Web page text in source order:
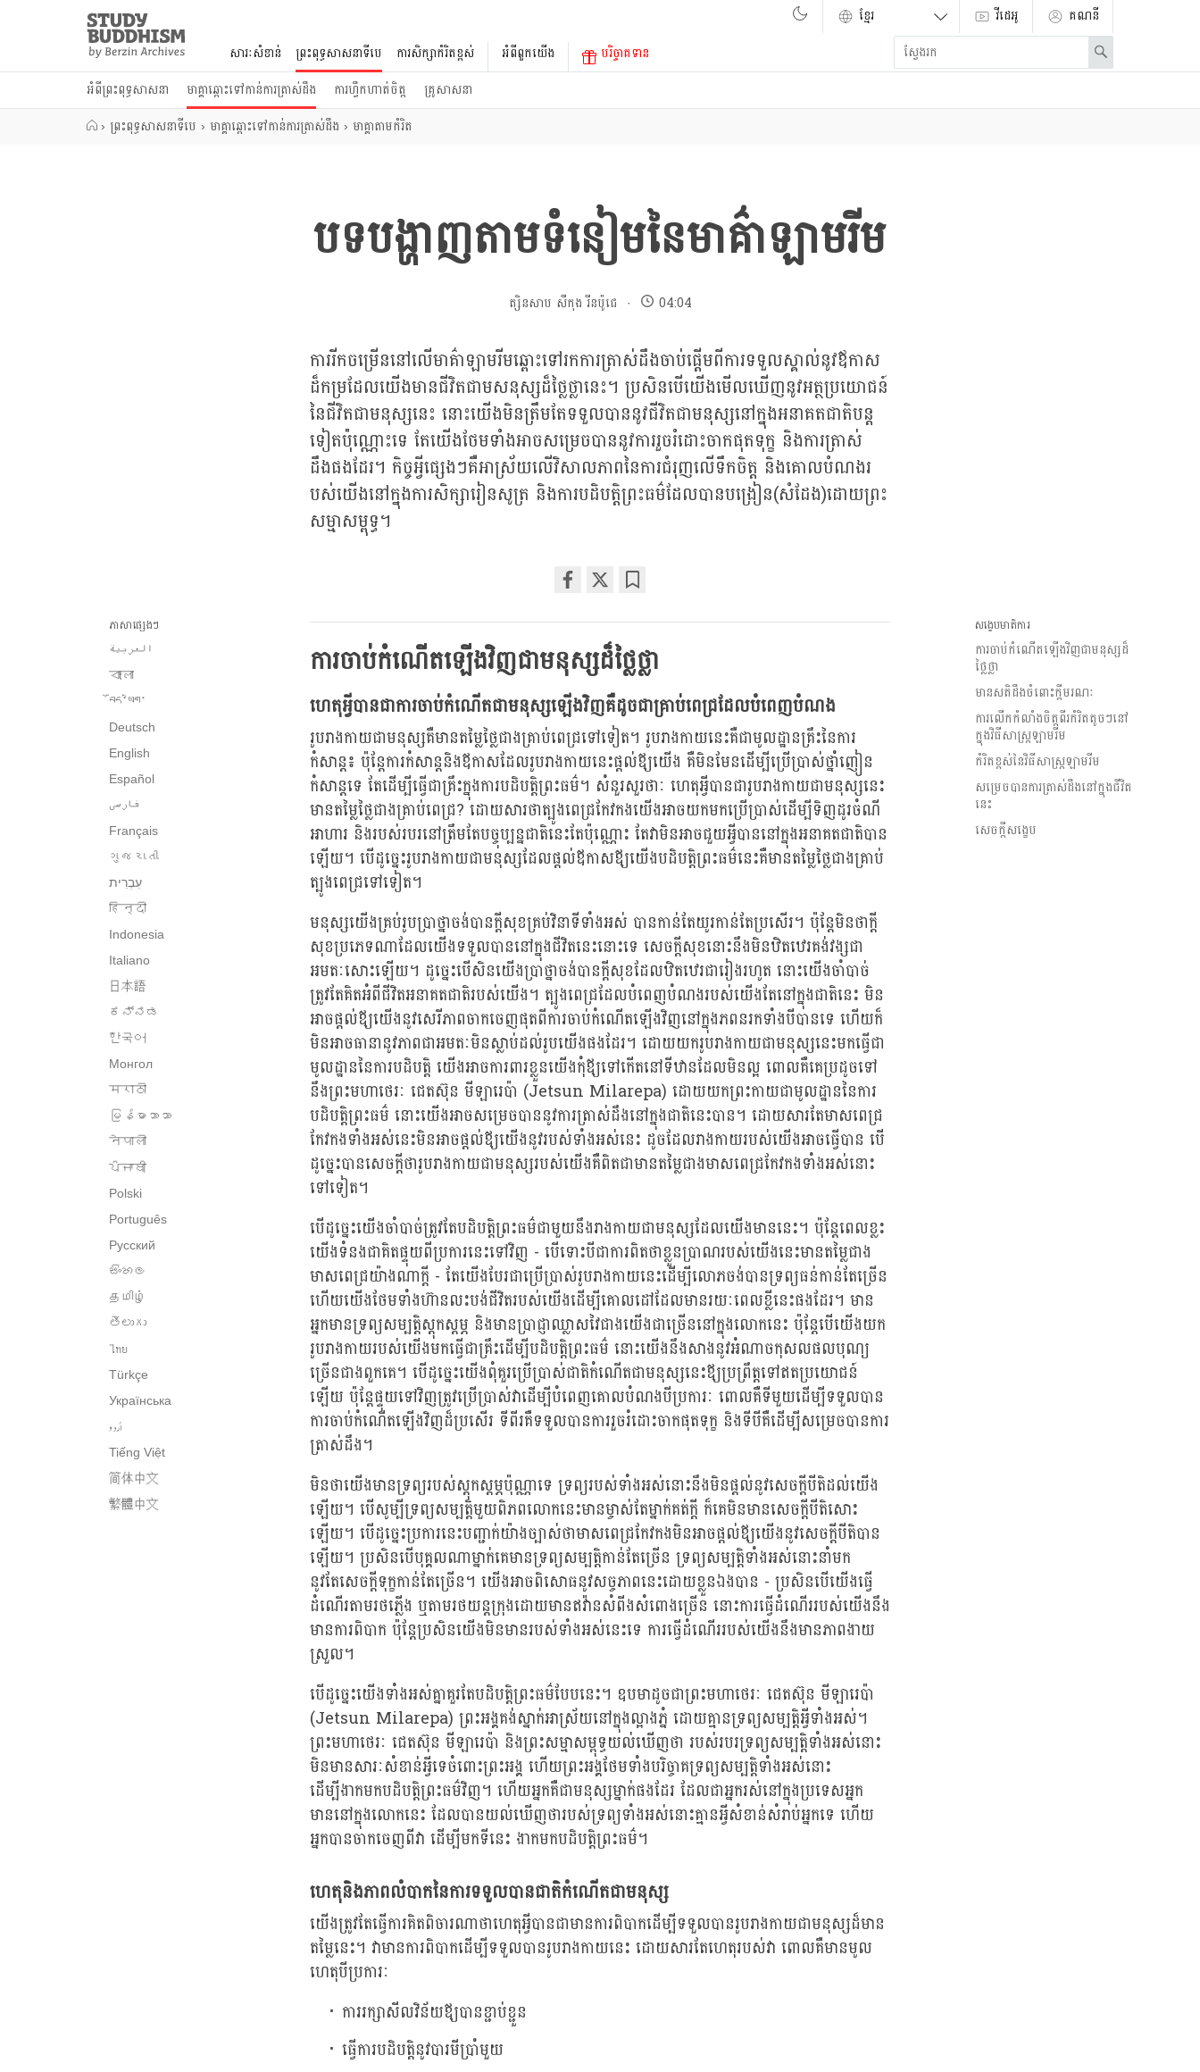
Study
Buddhism
Home
សារៈសំខាន់
ព្រះពុទ្ធសាសនាទីបេ
អំពីព្រះពុទ្ធសាសនា
មាគ្គាឆ្ពោះទៅកាន់ការត្រាស់ដឹង ការហ្វឹកហាត់ចិត្ត គ្រូសាសនា
ការសិក្សាកំរិតខ្ពស់ អំពីពួកយើង បរិច្ចាគទាន
វីដេអូ
គណនី
Enter
search
term
Search
› ព្រះពុទ្ធសាសនាទីបេ › មាគ្គាឆ្ពោះទៅកាន់ការត្រាស់ដឹង › មាគ្គាតាមកំរិត
បទបង្ហាញតាមទំនៀមនៃមាគ៌ាឡាមរីម
ត្សិនសាប សឺកុង រីនប៉ូជេ 04:04
ការរីកចម្រើននៅលើមាគ៌ាឡាមរីមឆ្ពោះទៅរកការត្រាស់ដឹងចាប់ផ្តើមពីការទទួលស្គាល់នូវឪកាស
ដ៏កម្រដែលយើងមានជីវិតជាមសនុស្សដ៏ថ្លៃថ្លានេះ។ ប្រសិនបើយើងមើលឃើញនូវអត្ថប្រយោជន៍
នៃជីវិតជាមនុស្សនេះ នោះយើងមិនត្រឹមតែទទួលបាននូវជីវិតជាមនុស្សនៅក្នុងអនាគតជាតិបន្ត
ទៀតប៉ុណ្ណោះទេ តែយើងថែមទាំងអាចសម្រេចបាននូវការរួចរំដោះចាកផុតទុក្ខ និងការត្រាស់
ដឹងផងដែរ។ កិច្ចអ្វីផ្សេងៗគឺអាស្រ័យលើវិសាលភាពនៃការជំរុញលើទឹកចិត្ត និងគោលបំណងរ​
បស់យើងនៅក្នុងការសិក្សារៀនសូត្រ និងការបដិបត្តិព្រះធម៌ដែលបានបង្រៀន(សំដែង)ដោយព្រះ
សម្មាសម្ពុទ្ធ។
on
facebook
សង្ខេបមាតិការ
ការចាប់កំណើតឡើងវិញជាមនុស្សដ៏
ថ្លៃថ្លា
មានសតិដឹងចំពោះក្តីមរណៈ
ការលើកកំលាំងចិត្តពីរកំរិតតូចៗនៅ
ក្នុងវិធីសាស្រ្តឡាមរីម
កំរិតខ្ពស់នៃវិធីសាស្រ្តឡាមរីម
សម្រេចបានការត្រាស់ដឹងនៅក្នុងជីវិត
នេះ
សេចក្តីសង្ខេប
ភាសាផ្សេងៗ
العربية
বাংলা
བོད་ཡིག་
Deutsch
English
Español
فارسی
Français
ગુજરાતી
हिन्दी
Indonesia
Italiano
日本語
ಕನ್ನಡ
한국어
Монгол
मराठी
မြန်မာဘာသာ
नेपाली
ਪੰਜਾਬੀ
Polski
Português
Русский
සිංහල
தமிழ்
తెలుగు
ไทย
Türkçe
Українська
اُردو
Tiếng Việt
简体中文
繁體中文
ការចាប់កំណើតឡើងវិញជាមនុស្សដ៏ថ្លៃថ្លា
ហេតុអ្វីបានជាការចាប់កំណើតជាមនុស្សឡើងវិញគឺដូចជាគ្រាប់ពេជ្រដែលបំពេញបំណង
រូបរាងកាយជាមនុស្សគឺមានតម្លៃថ្លៃជាងគ្រាប់ពេជ្រទៅទៀត។ រូបរាងកាយនេះគឺជាមូលដ្ឋានគ្រឹះនៃការ
កំសាន្ត៖ ប៉ុន្តែការកំសាន្តនិងឪកាសដែលរូបរាងកាយនេះផ្តល់ឪ្យយើង គឺមិនមែនដើម្បីប្រើប្រាស់ថ្នាំញៀន
កំសាន្តទេ តែដើម្បីធ្វើជាគ្រឹះក្នុងការបដិបត្តិព្រះធម៌។ សំនួរសួរថាៈ ហេតុអ្វីបានជារូបរាងកាយជាមនុស្សនេះ
មានតម្លៃថ្លៃជាងគ្រាប់ពេជ្រ? ដោយសារថាត្បូងពេជ្រកែវកងយើងអាចយកមកប្រើប្រាស់ដើម្បីទិញដូរចំណី
អាហារ និងរបស់របរនៅត្រឹមតែបច្ចុប្បន្នជាតិនេះតែប៉ុណ្ណោះ តែវាមិនអាចជួយអ្វីបាននៅក្នុងអនាគតជាតិបាន
ឡើយ។ បើដូច្នេះរូបរាងកាយជាមនុស្សដែលផ្តល់ឪកាសឪ្យយើងបដិបត្តិព្រះធម៌នេះគឺមានតម្លៃថ្លៃជាងគ្រាប់
ត្បូងពេជ្រទៅទៀត។
មនុស្សយើងគ្រប់រូបប្រាថ្នាចង់បានក្តីសុខគ្រប់វិនាទីទាំងអស់ បានកាន់តែយូរកាន់តែប្រសើរ។ ប៉ុន្តែមិនថាក្តី
សុខប្រភេទណាដែលយើងទទួលបាននៅក្នុងជីវិតនេះនោះទេ សេចក្តីសុខនោះនឹងមិនឋិតឋេរគង់វង្សជា
អមតៈសោះឡើយ។ ដូច្នេះបើសិនយើងប្រាថ្នាចង់បានក្តីសុខដែលឋិតឋេរជារៀងរហូត នោះយើងចាំបាច់
ត្រូវតែគិតអំពីជីវិតអនាគតជាតិរបស់យើង។ ត្បូងពេជ្រដែលបំពេញបំណងរបស់យើងតែនៅក្នុងជាតិនេះ មិន
អាចផ្តល់ឪ្យយើងនូវសេរីភាពចាកចេញផុតពីការចាប់កំណើតឡើងវិញនៅក្នុងភពនរកទាំងបីបានទេ ហើយក៏
មិនអាចធានានូវភាពជាអមតៈមិនស្លាប់ដល់រូបយើងផងដែរ។ ដោយយករូបរាងកាយជាមនុស្សនេះមកធ្វើជា
មូលដ្ឋាននៃការបដិបត្តិ យើងអាចការពារខ្លួនយើងកុំឪ្យទៅកើតនៅទីឋានដែលមិនល្អ ពោលគឺគេប្រដូចទៅ
នឹងព្រះមហាថេរៈ ជេតស៊ុន មីឡារេប៉ា (Jetsun Milarepa) ដោយយកព្រះកាយជាមូលដ្ឋាននៃការ
បដិបត្តិព្រះធម៌ នោះយើងអាចសម្រេចបាននូវការត្រាស់ដឹងនៅក្នុងជាតិនេះបាន។ ដោយសារតែមាសពេជ្រ
កែវកងទាំងអស់នេះមិនអាចផ្តល់ឪ្យយើងនូវរបស់ទាំងអស់នេះ ដូចដែលរាងកាយរបស់យើងអាចធ្វើបាន បើ
ដូច្នេះបានសេចក្តីថារូបរាងកាយជាមនុស្សរបស់យើងគឺពិតជាមានតម្លៃជាងមាសពេជ្រកែវកងទាំងអស់នោះ
ទៅទៀត។
បើដូច្នេះយើងចាំបាច់ត្រូវតែបដិបត្តិព្រះធម៌ជាមួយនឹងរាងកាយជាមនុស្សដែលយើងមាននេះ។ ប៉ុន្តែពេលខ្លះ
យើងទំនងជាគិតផ្ទុយពីប្រការនេះទៅវិញ - បើទោះបីជាការពិតថាខ្លួនប្រាណរបស់យើងនេះមានតម្លៃជាង
មាសពេជ្រយ៉ាងណាក្តី - តែយើងបែរជាប្រើប្រាស់រូបរាងកាយនេះដើម្បីលោភចង់បានទ្រព្យធន់កាន់តែច្រើន
ហើយយើងថែមទាំងហ៊ានលះបង់ជីវិតរបស់យើងដើម្បីគោលដៅដែលមានរយៈពេលខ្លីនេះផងដែរ។ មាន
អ្នកមានទ្រព្យសម្បត្តិស្តុកស្តម្ភ និងមានប្រាជ្ញាឈ្លាសវៃជាងយើងជាច្រើននៅក្នុងលោកនេះ ប៉ុន្តែបើយើងយក
រូបរាងកាយរបស់យើងមកធ្វើជាគ្រឹះដើម្បីបដិបត្តិព្រះធម៌ នោះយើងនឹងសាងនូវអំណាចកុសលផលបុណ្យ
ច្រើនជាងពួកគេ។ បើដូច្នេះយើងពុំគួរប្រើប្រាស់ជាតិកំណើតជាមនុស្សនេះឪ្យប្រព្រឹត្តទៅឥតប្រយោជន៍
ឡើយ ប៉ុន្តែផ្ទុយទៅវិញត្រូវប្រើប្រាស់វាដើម្បីបំពេញគោលបំណងបីប្រការៈ ពោលគឺទីមួយដើម្បីទទួលបាន
ការចាប់កំណើតឡើងវិញដ៏ប្រសើរ ទីពីរគឺទទួលបានការរួចរំដោះចាកផុតទុក្ខ និងទីបីគឺដើម្បីសម្រេចបានការ
ត្រាស់ដឹង។
មិនថាយើងមានទ្រព្យរបស់ស្តុកស្តម្ភប៉ុណ្ណាទេ ទ្រព្យរបស់ទាំងអស់នោះនឹងមិនផ្តល់នូវសេចក្តីបីតិដល់យើង
ឡើយ។ បើសូម្បីទ្រព្យសម្បត្តិមួយពិភពលោកនេះមានម្ចាស់តែម្នាក់គត់ក្តី ក៏គេមិនមានសេចក្តីបីតិសោះ
ឡើយ។ បើដូច្នេះប្រការនេះបញ្ជាក់យ៉ាងច្បាស់ថាមាសពេជ្រកែវកងមិនអាចផ្តល់ឪ្យយើងនូវសេចក្តីបីតិបាន
ឡើយ។ ប្រសិនបើបុគ្គលណាម្នាក់គេមានទ្រព្យសម្បត្តិកាន់តែច្រើន ទ្រព្យសម្បត្តិទាំងអស់នោះនាំមក
នូវតែសេចក្តីទុក្ខកាន់តែច្រើន។ យើងអាចពិសោធនូវសច្ចភាពនេះដោយខ្លួនឯងបាន - ប្រសិនបើយើងធ្វើ
ដំណើរតាមរថភ្លើង ឬតាមរថយន្តក្រុងដោយមានឥវ៉ានសំពីងសំពោងច្រើន នោះការធ្វើដំណើររបស់យើងនឹង
មានការពិបាក ប៉ុន្តែប្រសិនយើងមិនមានរបស់ទាំងអស់នេះទេ ការធ្វើដំណើររបស់យើងនឹងមានភាពងាយ
ស្រួល។
បើដូច្នេះយើងទាំងអស់គ្នាគួរតែបដិបត្តិព្រះធម៌បែបនេះ។ ឧបមាដូចជាព្រះមហាថេរៈ ជេតស៊ុន មីឡារេប៉ា
(Jetsun Milarepa) ព្រះអង្គគង់ស្នាក់អាស្រ័យនៅក្នុងល្អាងភ្នំ ដោយគ្មានទ្រព្យសម្បត្តិអ្វីទាំងអស់។
ព្រះមហាថេរៈ ជេតស៊ុន មីឡារេប៉ា និងព្រះសម្មាសម្ពុទ្ធយល់ឃើញថា របស់របរទ្រព្យសម្បត្តិទាំងអស់នោះ
មិនមានសារៈសំខាន់អ្វីទេចំពោះព្រះអង្គ ហើយព្រះអង្គថែមទាំងបរិច្ចាគទ្រព្យសម្បត្តិទាំងអស់នោះ
ដើម្បីងាកមកបដិបត្តិព្រះធម៌វិញ។ ហើយអ្នកគឺជាមនុស្សម្នាក់ផងដែរ ដែលជាអ្នករស់នៅក្នុងប្រទេសអ្នក
មាននៅក្នុងលោកនេះ ដែលបានយល់ឃើញថារបស់ទ្រព្យទាំងអស់នោះគ្មានអ្វីសំខាន់សំរាប់អ្នកទេ ហើយ
អ្នកបានចាកចេញពីវា ដើម្បីមកទីនេះ ងាកមកបដិបត្តិព្រះធម៌។
ហេតុនិងភាពលំបាកនៃការទទួលបានជាតិកំណើតជាមនុស្ស
យើងត្រូវតែធ្វើការគិតពិចារណាថាហេតុអ្វីបានជាមានការពិបាកដើម្បីទទួលបានរូបរាងកាយជាមនុស្សដ៏មាន
តម្លៃនេះ។ វាមានការពិបាកដើម្បីទទួលបានរូបរាងកាយនេះ ដោយសារតែហេតុរបស់វា ពោលគឺមានមូល
ហេតុបីប្រការៈ
ការរក្សាសីលវិន័យឪ្យបានខ្ជាប់ខ្ជួន
ធ្វើការបដិបត្តិនូវបារមីប្រាំមួយ